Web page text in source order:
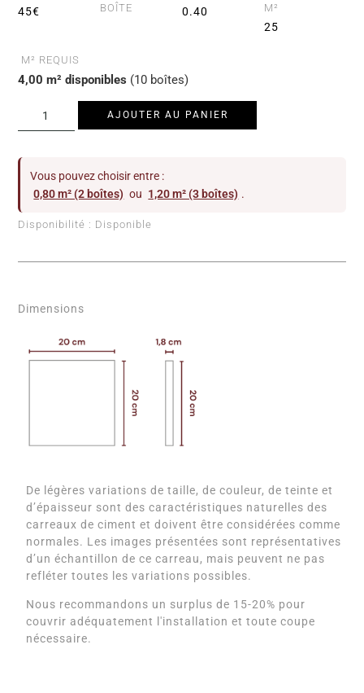
45€
BOÎTE
0.40
M²
25
M² REQUIS
4,00 m² disponibles (10 boîtes)
AJOUTER AU PANIER
Vous pouvez choisir entre :
0,80 m² (2 boîtes) ou 1,20 m² (3 boîtes) .
Disponibilité : Disponible
Dimensions
De légères variations de taille, de couleur, de teinte et
d’épaisseur sont des caractéristiques naturelles des
carreaux de ciment et doivent être considérées comme
normales. Les images présentées sont représentatives
d’un échantillon de ce carreau, mais peuvent ne pas
refléter toutes les variations possibles.
Nous recommandons un surplus de 15-20% pour
couvrir adéquatement l'installation et toute coupe
nécessaire.